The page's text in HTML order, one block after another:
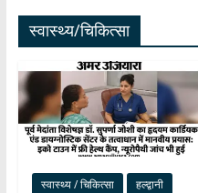
स्वास्थ्य/चिकित्सा
स्वास्थ्य / चिकित्सा हल्द्वानी